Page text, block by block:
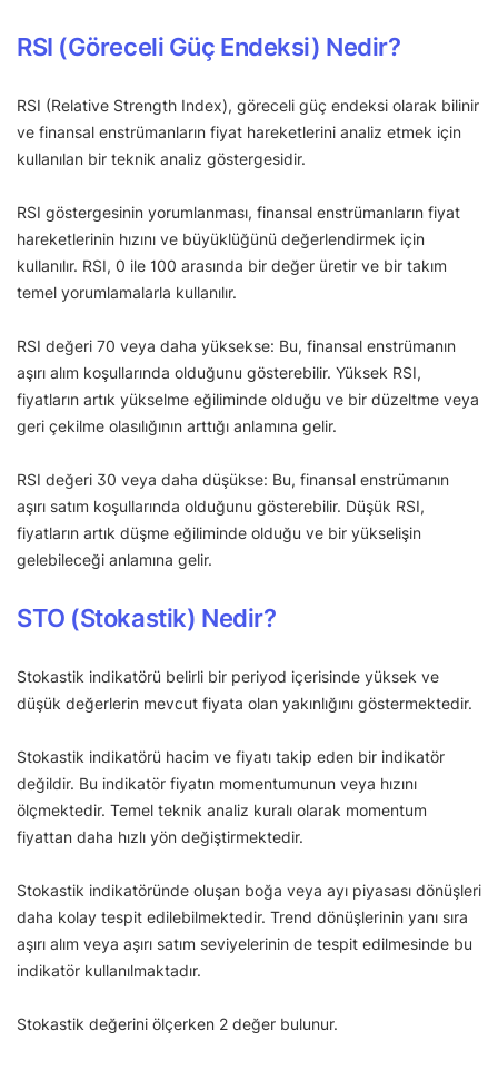
RSI (Göreceli Güç Endeksi) Nedir?
RSI (Relative Strength Index), göreceli güç endeksi olarak bilinir
ve finansal enstrümanların fiyat hareketlerini analiz etmek için
kullanılan bir teknik analiz göstergesidir.
RSI göstergesinin yorumlanması, finansal enstrümanların fiyat
hareketlerinin hızını ve büyüklüğünü değerlendirmek için
kullanılır. RSI, 0 ile 100 arasında bir değer üretir ve bir takım
temel yorumlamalarla kullanılır.
RSI değeri 70 veya daha yüksekse: Bu, finansal enstrümanın
aşırı alım koşullarında olduğunu gösterebilir. Yüksek RSI,
fiyatların artık yükselme eğiliminde olduğu ve bir düzeltme veya
geri çekilme olasılığının arttığı anlamına gelir.
RSI değeri 30 veya daha düşükse: Bu, finansal enstrümanın
aşırı satım koşullarında olduğunu gösterebilir. Düşük RSI,
fiyatların artık düşme eğiliminde olduğu ve bir yükselişin
gelebileceği anlamına gelir.
STO (Stokastik) Nedir?
Stokastik indikatörü belirli bir periyod içerisinde yüksek ve
düşük değerlerin mevcut fiyata olan yakınlığını göstermektedir.
Stokastik indikatörü hacim ve fiyatı takip eden bir indikatör
değildir. Bu indikatör fiyatın momentumunun veya hızını
ölçmektedir. Temel teknik analiz kuralı olarak momentum
fiyattan daha hızlı yön değiştirmektedir.
Stokastik indikatöründe oluşan boğa veya ayı piyasası dönüşleri
daha kolay tespit edilebilmektedir. Trend dönüşlerinin yanı sıra
aşırı alım veya aşırı satım seviyelerinin de tespit edilmesinde bu
indikatör kullanılmaktadır.
Stokastik değerini ölçerken 2 değer bulunur.